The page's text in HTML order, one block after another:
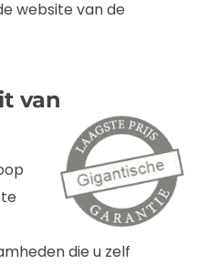
website van de
van
die u zelf